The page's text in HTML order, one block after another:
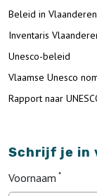
Beleid in Vlaanderen
Inventaris
Unesco-beleid
Vlaamse Unesco
Rapport naar
Schrijf je in
Voornaam